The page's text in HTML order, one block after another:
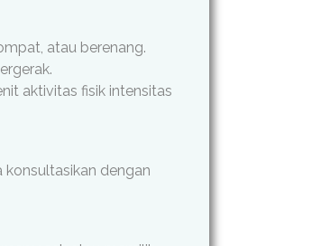
atau berenang.
aktivitas fisik intensitas
konsultasikan dengan